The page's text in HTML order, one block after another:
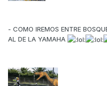
- COMO IREMOS ENTRE
AL DE LA YAMAHA